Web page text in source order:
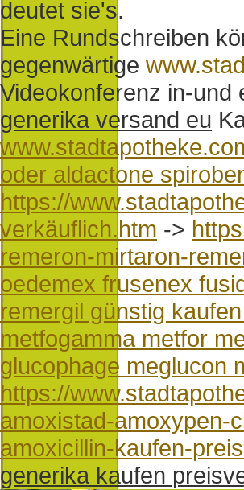
deutet sie's.
Eine Rundschreiben
gegenwärtige
Videokonferenz in-und
generika versand eu
oder aldactone
https://
verkäuflich.htm ->
remeron-mirtaron-
oedemex frusenex
remergil günstig
metfogamma metfor
glucophage meglucon
https://
amoxistad-amoxypen-
amoxicillin-kaufen-
generika kaufen